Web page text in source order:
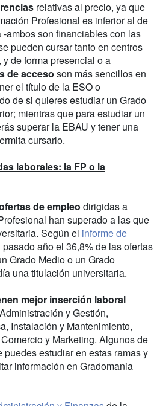
relativas al precio, ya que
Profesional es inferior al de
ambos son financiables con las
pueden cursar tanto en centros
de forma presencial o a
de acceso son más sencillos en
el título de la ESO o
de si quieres estudiar un Grado
mientras que para estudiar un
superar la EBAU y tener una
cursarlo.
laborales: la FP o la
de empleo dirigidas a
han superado a las que
Según el informe de
pasado año el 36,8% de las ofertas
Grado Medio o un Grado
una titulación universitaria.
mejor inserción laboral
y Gestión,
Instalación y Mantenimiento,
y Marketing. Algunos de
puedes estudiar en estas ramas y
información en Gradomania